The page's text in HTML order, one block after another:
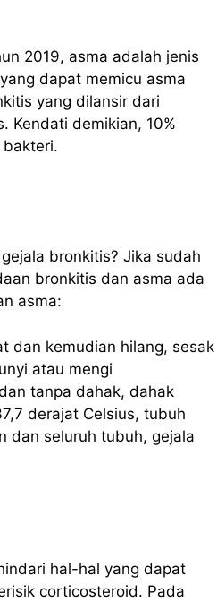
2019, asma adalah jenis
dapat memicu asma
yang dilansir dari
Kendati demikian, 10%
bronkitis? Jika sudah
bronkitis dan asma ada
asma:
dan kemudian hilang, sesak
atau mengi
tanpa dahak, dahak
derajat Celsius, tubuh
dan seluruh tubuh, gejala
hal-hal yang dapat
corticosteroid. Pada